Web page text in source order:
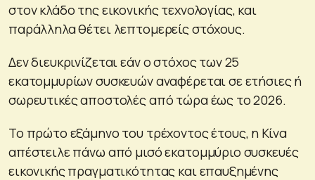
στον κλάδο της εικονικής τεχνολογίας, και
παράλληλα θέτει λεπτομερείς στόχους.
Δεν διευκρινίζεται εάν ο στόχος των 25
εκατομμυρίων συσκευών αναφέρεται σε ετήσιες ή
σωρευτικές αποστολές από τώρα έως το 2026.
Το πρώτο εξάμηνο του τρέχοντος έτους, η Κίνα
απέστειλε πάνω από μισό εκατομμύριο συσκευές
εικονικής πραγματικότητας και επαυξημένης